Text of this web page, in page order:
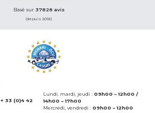
Basé sur 37828 avis
(depuis 2018)
+ 33 (0)4 42
Lundi, mardi, jeudi : 09h00 – 12h00 /
14h00 – 17h00
Mercredi, vendredi : 09h00 – 12h00